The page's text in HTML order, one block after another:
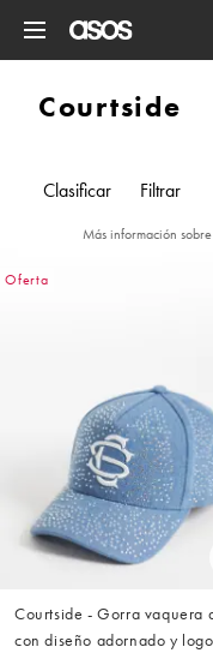
Courtside
Clasificar Filtrar
Más información
Oferta
Courtside - Gorra vaquera
con diseño adornado y logo